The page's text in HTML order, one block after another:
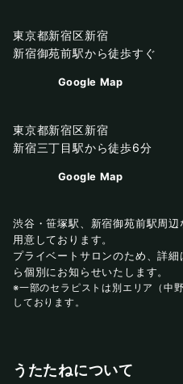
東京都新宿区新宿
新宿御苑前駅から徒歩すぐ
Google Map
東京都新宿区新宿
新宿三丁目駅から徒歩6分
Google Map
渋谷・笹塚駅、新宿御苑前駅周
用意しております。
プライベートサロンのため、詳
ら個別にお知らせいたします。
※一部のセラピストは別エリア（中
しております。
うたたねについて